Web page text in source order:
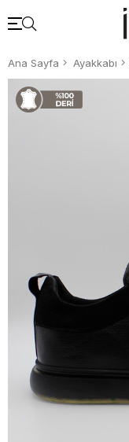
Ana Sayfa Ayakkabı